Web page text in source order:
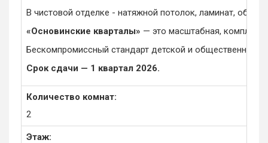
В чистовой отделке - натяжной потолок, ламинат, обои
«Основинские кварталы» — это масштабная,
Бескомпромиссный стандарт детской и общественной
Срок сдачи — 1 квартал 2026.
Количество комнат:
2
Этаж: